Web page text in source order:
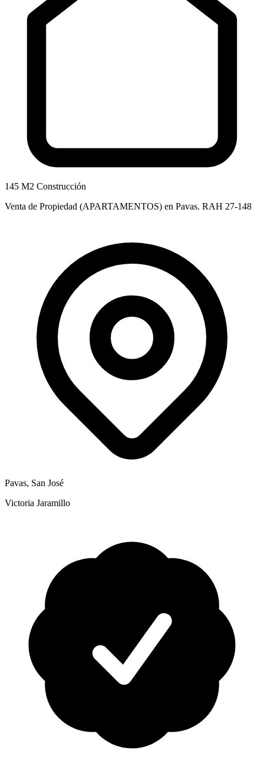
145 M2 Construcción
Venta de Propiedad (APARTAMENTOS) en Pavas. RAH 27-148
Pavas, San José
Victoria Jaramillo